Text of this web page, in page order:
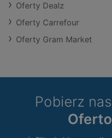
Oferty Dealz
Oferty Carrefour
Oferty Gram Market
Pobierz